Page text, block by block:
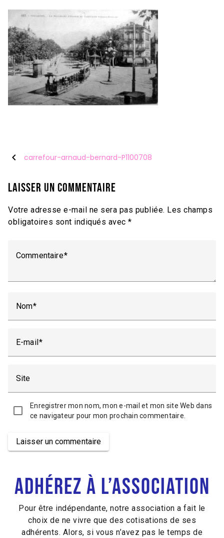
chevron_left carrefour-arnaud-bernard-P1100708
Laisser un commentaire
Votre adresse e-mail ne sera pas publiée. Les champs
obligatoires sont indiqués avec *
Commentaire
Nom
E-mail
Site
Enregistrer mon nom, mon e-mail et mon site Web dans
ce navigateur pour mon prochain commentaire.
Laisser un commentaire
Adhérez à l’association
Pour être indépendante, notre association a fait le
choix de ne vivre que des cotisations de ses
adhérents. Alors, si vous n’avez pas le temps de